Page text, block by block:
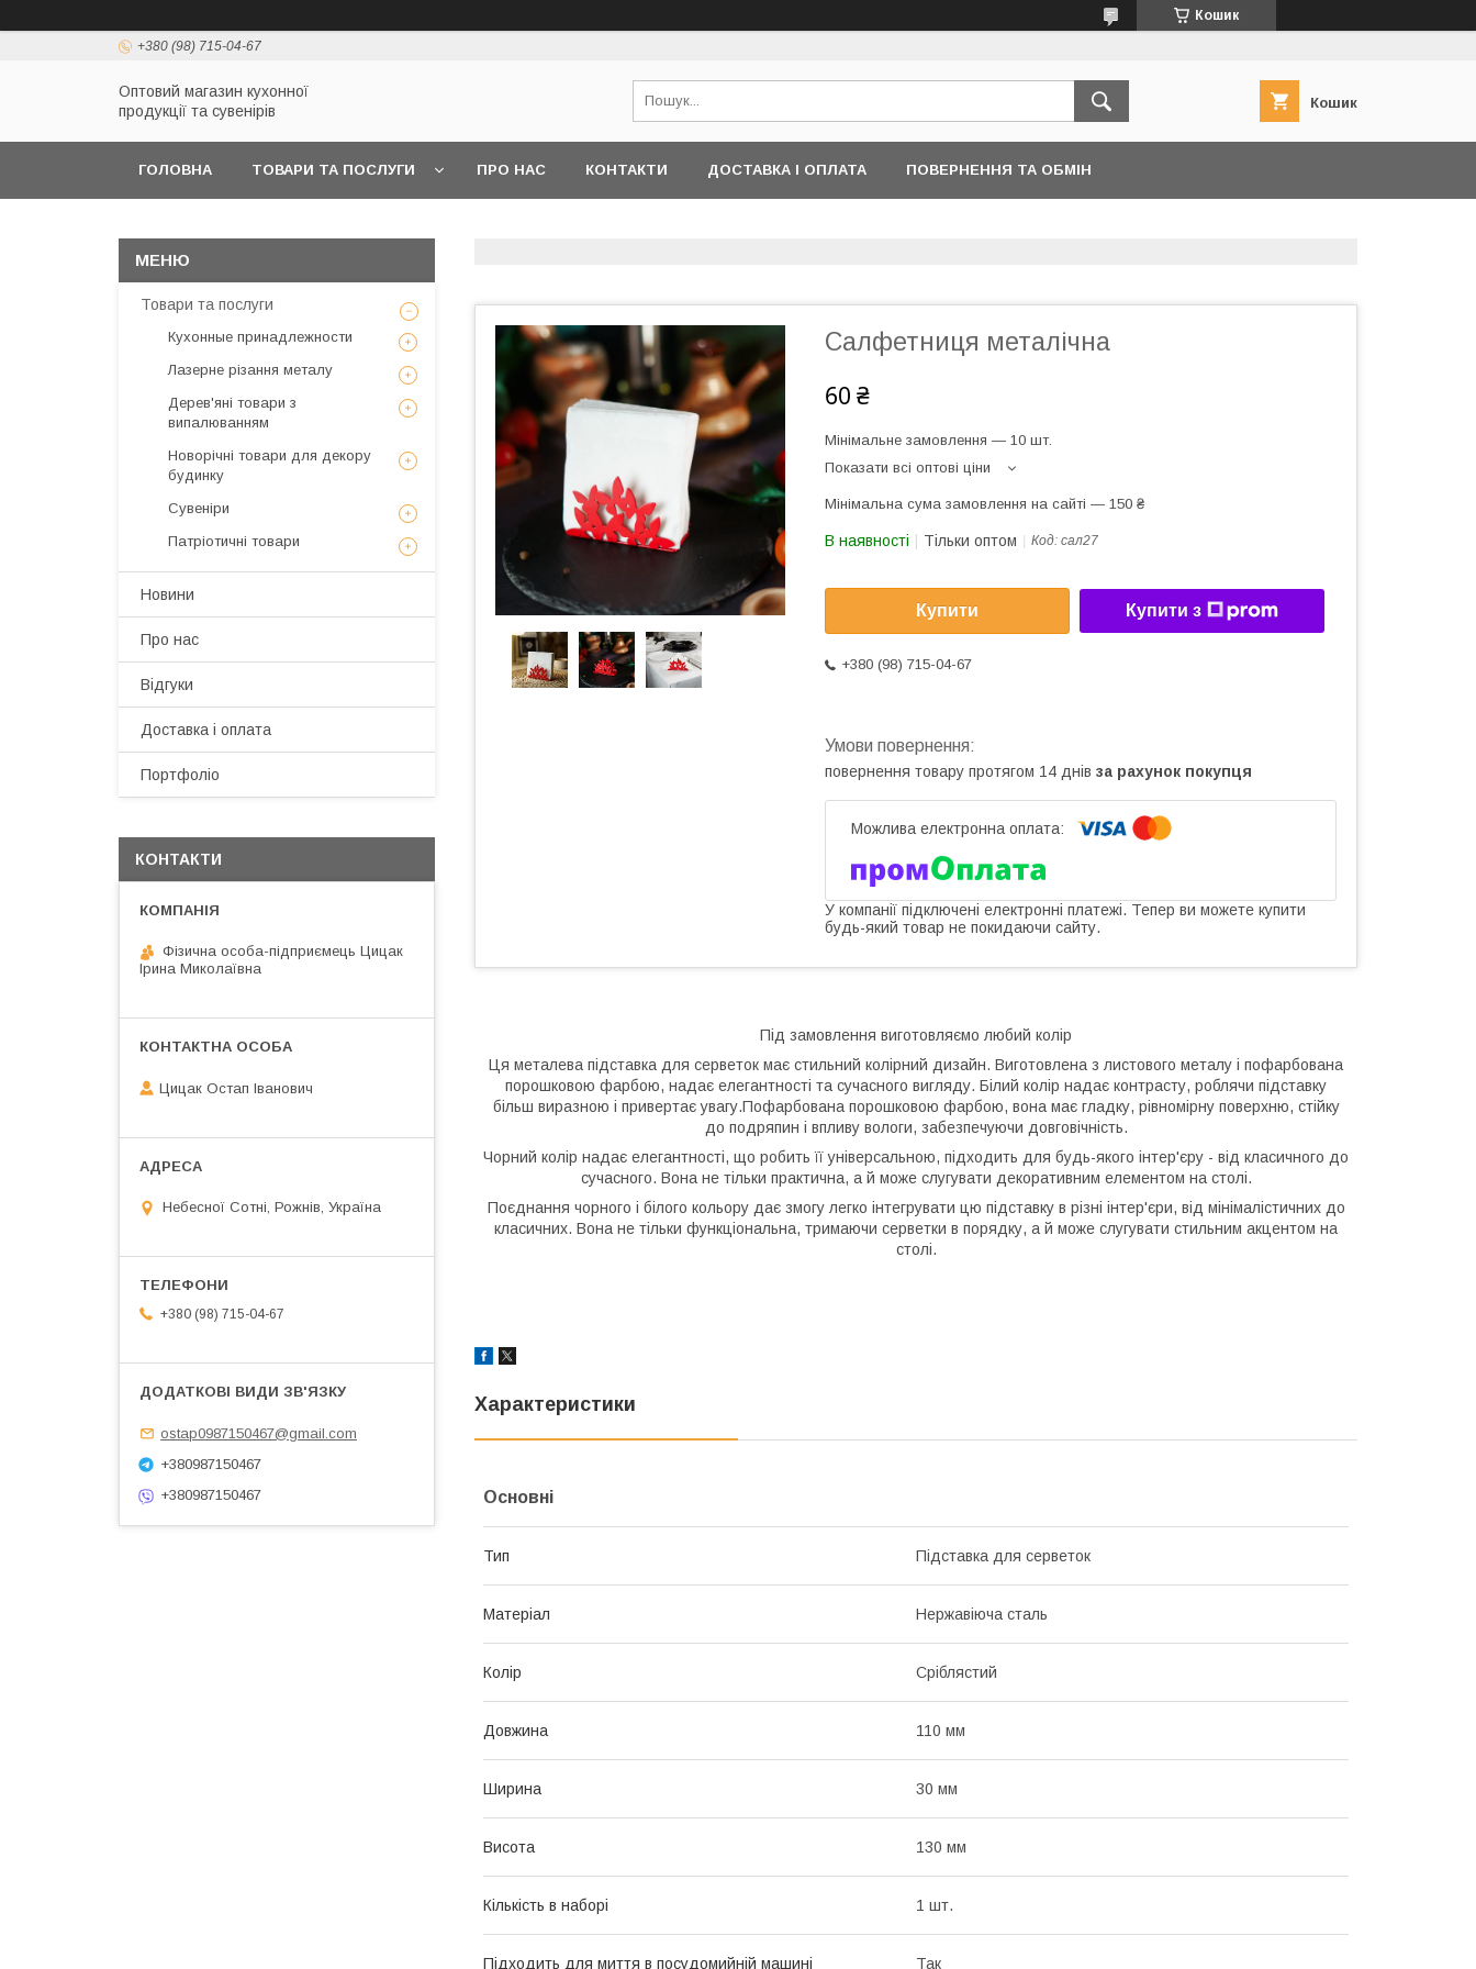
Кошик
+380 (98) 715-04-67
Оптовий магазин кухонної
продукції та сувенірів
Кошик
ГОЛОВНА ТОВАРИ ТА ПОСЛУГИ ПРО НАС КОНТАКТИ ДОСТАВКА І ОПЛАТА ПОВЕРНЕННЯ ТА ОБМІН
Салфетниця металічна
60 ₴
Мінімальне замовлення — 10 шт.
Показати всі оптові ціни
Мінімальна сума замовлення на сайті — 150 ₴
В наявності Тільки оптом Код: сал27
Купити Купити з
+380 (98) 715-04-67
повернення товару протягом 14 днів за рахунок покупця
У компанії підключені електронні платежі. Тепер ви можете купити
будь-який товар не покидаючи сайту.
Під замовлення виготовляємо любий колір
Ця металева підставка для серветок має стильний колірний дизайн. Виготовлена з листового металу і пофарбована
порошковою фарбою, надає елегантності та сучасного вигляду. Білий колір надає контрасту, роблячи підставку
більш виразною і привертає увагу.Пофарбована порошковою фарбою, вона має гладку, рівномірну поверхню, стійку
до подряпин і впливу вологи, забезпечуючи довговічність.
Чорний колір надає елегантності, що робить її універсальною, підходить для будь-якого інтер'єру - від класичного до
сучасного. Вона не тільки практична, а й може слугувати декоративним елементом на столі.
Поєднання чорного і білого кольору дає змогу легко інтегрувати цю підставку в різні інтер'єри, від мінімалістичних до
класичних. Вона не тільки функціональна, тримаючи серветки в порядку, а й може слугувати стильним акцентом на
столі.
Характеристики
Основні
Тип Підставка для серветок
Матеріал Нержавіюча сталь
Колір Сріблястий
Довжина 110 мм
Ширина 30 мм
Висота 130 мм
Кількість в наборі 1 шт.
Підходить для миття в посудомийній машині Так
Товари та послуги
Кухонные принадлежности
Лазерне різання металу
Дерев'яні товари з
випалюванням
Новорічні товари для декору
будинку
Сувеніри
Патріотичні товари
Новини
Про нас
Відгуки
Доставка і оплата
Портфоліо
КОНТАКТИ
Фізична особа-підприємець Цицак
Ірина Миколаївна
Цицак Остап Іванович
Небесної Сотні, Рожнів, Україна
+380 (98) 715-04-67
ostap0987150467@gmail.com
+380987150467
+380987150467